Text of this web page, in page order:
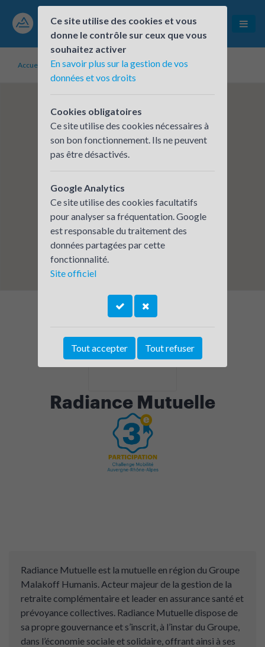
Accueil Établissements inscrits Radiance Mutuelle
Radiance Mutuelle
Radiance Mutuelle est la mutuelle en région du Groupe
Malakoff Humanis. Acteur majeur de la gestion de la
retraite complémentaire et leader en assurance santé et
prévoyance collectives. Radiance Mutuelle dispose de
sa propre gouvernance et s’inscrit, à l’instar du Groupe,
dans l’économie sociale et solidaire, offrant ainsi à ses
Ce site utilise des cookies et vous
donne le contrôle sur ceux que vous
souhaitez activer
En savoir plus sur la gestion de vos
données et vos droits
Cookies obligatoires
Ce site utilise des cookies nécessaires à
son bon fonctionnement. Ils ne peuvent
pas être désactivés.
Google Analytics
Ce site utilise des cookies facultatifs
pour analyser sa fréquentation. Google
est responsable du traitement des
données partagées par cette
fonctionnalité.
Site officiel
Tout accepter Tout refuser